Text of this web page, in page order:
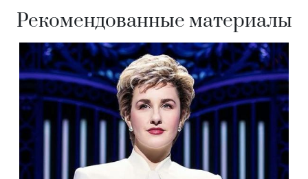
Рекомендованные материалы